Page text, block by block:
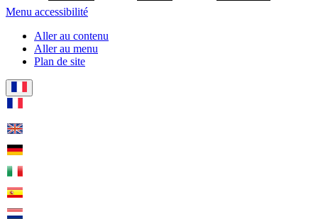
Menu accessibilité
Aller au contenu
Aller au menu
Plan de site